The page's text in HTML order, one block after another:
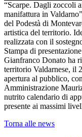
“Scarpe. Dagli zoccoli
manifattura in
del Podestà di
artistica del territorio.
realizzata con il
Stampa di
Gianfranco Donato ha
territorio Valdarnese, il
apertura al pubblico,
Amministrazione
nutrito calendario di
presente ai massimi
Torna alle news